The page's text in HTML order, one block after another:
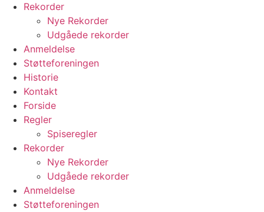
Rekorder
Nye Rekorder
Udgåede rekorder
Anmeldelse
Støtteforeningen
Historie
Kontakt
Forside
Regler
Spiseregler
Rekorder
Nye Rekorder
Udgåede rekorder
Anmeldelse
Støtteforeningen